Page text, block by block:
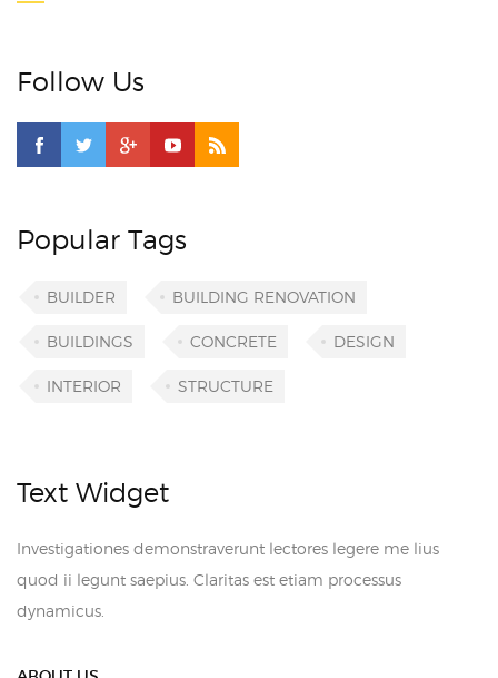
Follow Us
Popular Tags
BUILDER BUILDING RENOVATION
BUILDINGS CONCRETE DESIGN
INTERIOR STRUCTURE
Text Widget
Investigationes demonstraverunt lectores legere me lius
quod ii legunt saepius. Claritas est etiam processus
dynamicus.